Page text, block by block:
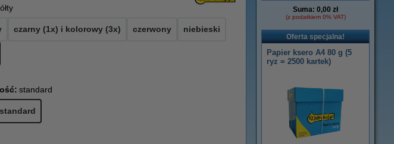
czarny (1x) i kolorowy (3x) czerwony niebieski
standard
standard
Suma: 0,00 zł
(z podatkiem 0% VAT)
Oferta specjalna!
Papier ksero A4 80 g (5
ryz = 2500 kartek)